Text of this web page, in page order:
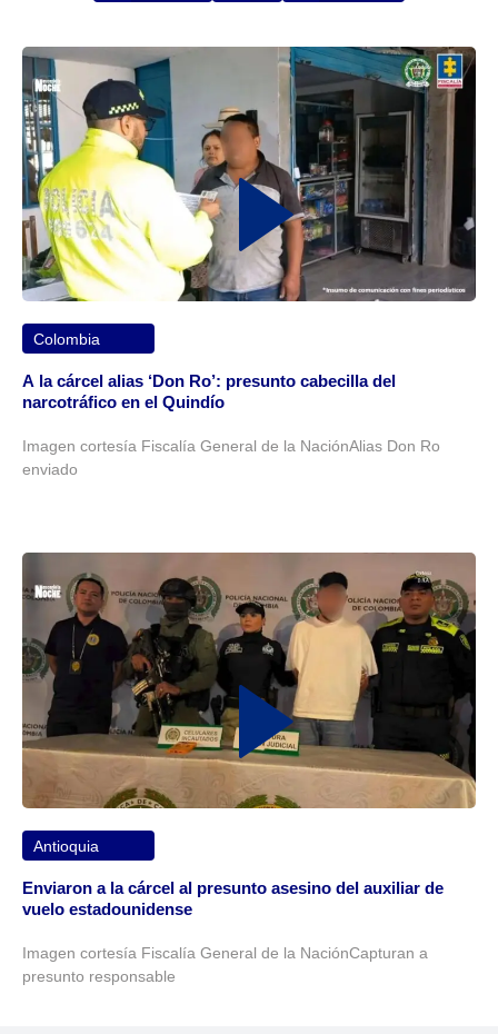
Colombia
A la cárcel alias ‘Don Ro’: presunto cabecilla del
narcotráfico en el Quindío
Imagen cortesía Fiscalía General de la NaciónAlias Don Ro
enviado
Antioquia
Enviaron a la cárcel al presunto asesino del auxiliar de
vuelo estadounidense
Imagen cortesía Fiscalía General de la NaciónCapturan a
presunto responsable